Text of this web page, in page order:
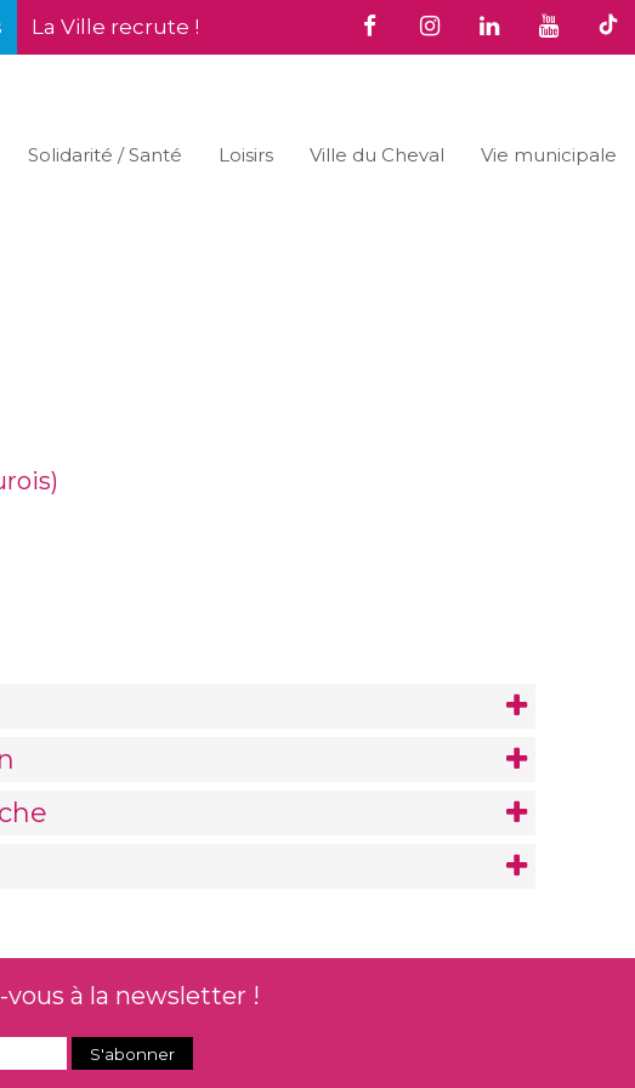
La Ville recrute !
Solidarité / Santé Loisirs Ville du Cheval Vie municipale
vous à la newsletter !